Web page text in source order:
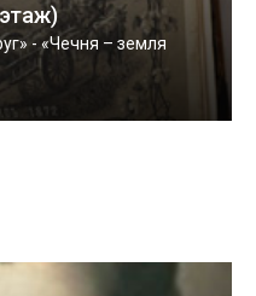
- «Чечня – земля